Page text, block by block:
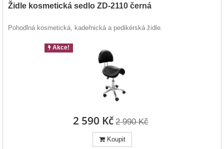
Židle kosmetická sedlo ZD-2110 černá
Pohodlná kosmetická, kadeřnická a pedikérská židle.
Akce!
2 590 Kč 2 990 Kč
Koupit